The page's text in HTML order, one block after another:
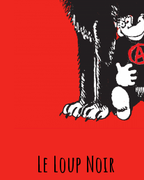
Le Loup Noir